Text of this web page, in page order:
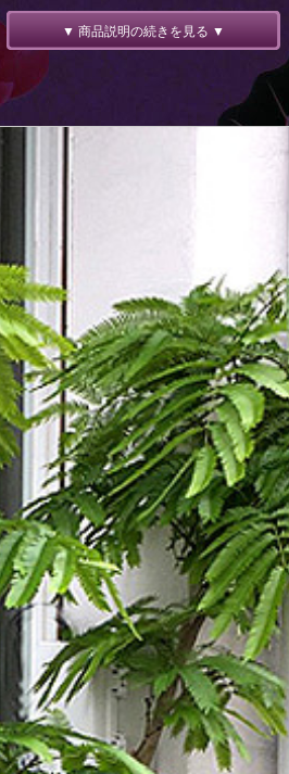
▼ 商品説明の続きを見る ▼